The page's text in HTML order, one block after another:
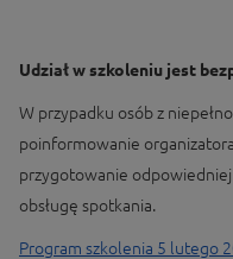
Udział w szkoleniu jest
W przypadku osób z
poinformowanie
przygotowanie
obsługę spotkania.
Program szkolenia 5 lutego